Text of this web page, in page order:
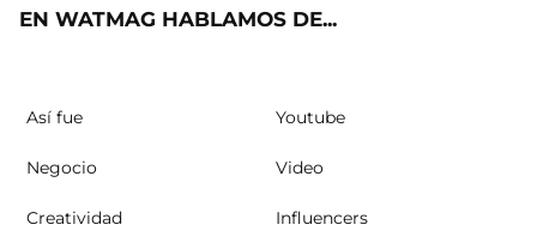
EN WATMAG HABLAMOS DE...
Así fue Youtube
Negocio Video
Creatividad Influencers